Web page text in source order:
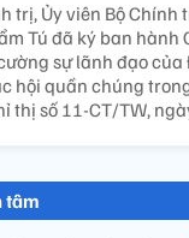
trị, Ủy viên Bộ
Tú đã ký ban hành
sự lãnh đạo
hội quần chúng
thị số 11-CT/TW,
tâm